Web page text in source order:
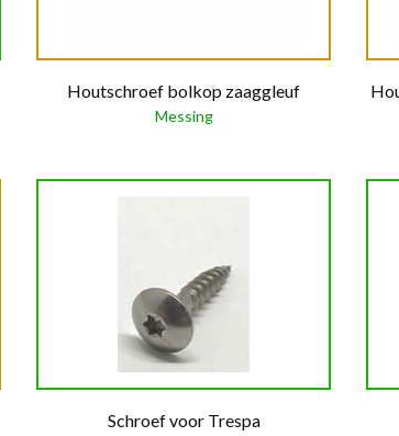
Houtschroef bolkop zaaggleuf
Messing
Schroef voor Trespa